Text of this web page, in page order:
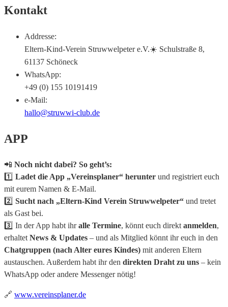
Kontakt
Addresse:
Eltern-Kind-Verein Struwwelpeter e.V.☀️ Schulstraße 8,
61137 Schöneck
WhatsApp:
+49 (0) 155 10191419
e-Mail:
hallo@struwwi-club.de
APP
📲 Noch nicht dabei? So geht’s:
1️⃣ Ladet die App „Vereinsplaner“ herunter und registriert euch
mit eurem Namen & E-Mail.
2️⃣ Sucht nach „Eltern-Kind Verein Struwwelpeter“ und tretet
als Gast bei.
3️⃣ In der App habt ihralle Termine, könnt euch direkt anmelden,
erhaltet News & Updates – und als Mitglied könnt ihr euch in den
Chatgruppen (nach Alter eures Kindes) mit anderen Eltern
austauschen. Außerdem habt ihr den direkten Draht zu uns – kein
WhatsApp oder andere Messenger nötig!
🔗 www.vereinsplaner.de